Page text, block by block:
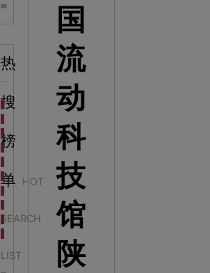
热
搜
榜
单 HOT
SEARCH
LIST
科学梦成功中标公主岭市科技馆新馆项目
科学梦中标中国科学技术馆2022年中国流动科技馆
科学梦中标洛阳市科学技术馆展品采购项目
科学梦中标方城县科技馆展厅升级项目
科学梦中标濮阳县科技馆公共安全体验馆项目
科学梦集团中标广西大学海洋科教馆项目
科学梦集团中标淮师附小科技长廊展项目
科学梦集团中标洪泽湖治理保护展示馆项目
国
流
动
科
技
馆
陕